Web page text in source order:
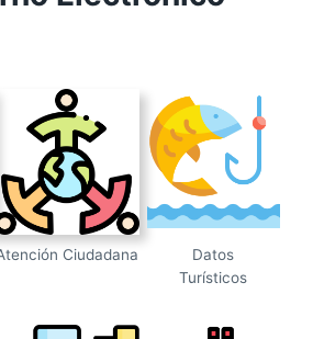
Ciudadana
Datos
Turísticos